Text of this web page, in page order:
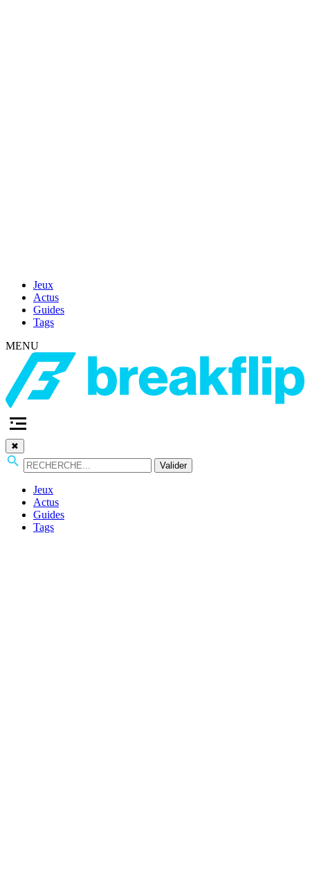
Jeux
Actus
Guides
Tags
MENU
✖
Valider
Jeux
Actus
Guides
Tags